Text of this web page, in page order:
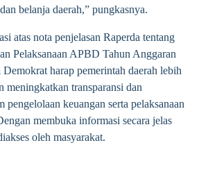
belanja daerah,” pungkasnya.
atas nota penjelasan Raperda tentang
Pelaksanaan APBD Tahun Anggaran
harap pemerintah daerah lebih
meningkatkan transparansi dan
pengelolaan keuangan serta pelaksanaan
membuka informasi secara jelas
oleh masyarakat.